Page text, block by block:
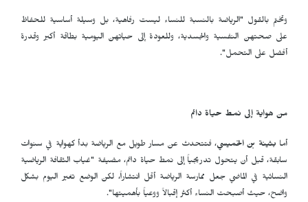
وتختم بالقول "الرياضة بالنسبة للنساء ليست رفاهية، بل وسيلة أساسية للحفاظ
على صحتهن النفسية والجسدية، وللعودة إلى حياتهن اليومية بطاقة أكبر وقدرة
أفضل على التحمل".
من هواية إلى نمط حياة دائم
أما بثينة بن الخميسي، فتتحدث عن مسار طويل مع الرياضة بدأ كهواية في سنوات
سابقة، قبل أن يتحول تدريجياً إلى نمط حياة دائم، مضيفة "غياب الثقافة الرياضية
النسائية في الماضي جعل ممارسة الرياضة أقل انتشاراً، لكن الوضع تغير اليوم بشكل
واضح، حيث أصبحت النساء أكثر إقبالاً ووعياً بأهميتها".